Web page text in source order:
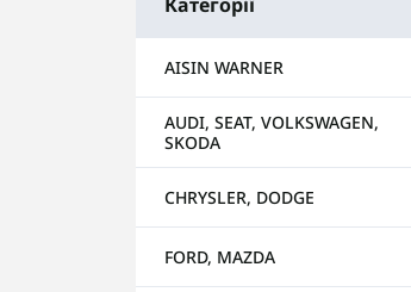
AISIN WARNER
AUDI, SEAT, VOLKSWAGEN,
SKODA
CHRYSLER, DODGE
FORD, MAZDA